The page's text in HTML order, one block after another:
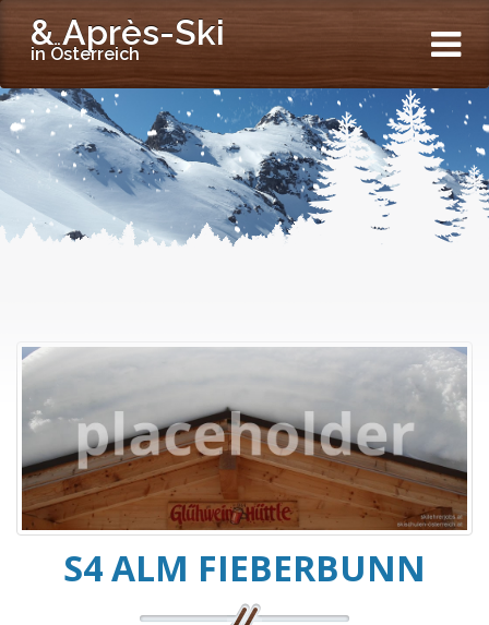
& Après-Ski
in Österreich
S4 ALM FIEBERBUNN